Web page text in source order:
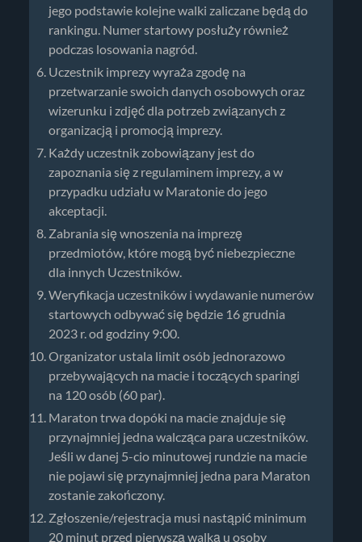
jego podstawie kolejne walki zaliczane będą do
rankingu. Numer startowy posłuży również
podczas losowania nagród.
Uczestnik imprezy wyraża zgodę na
przetwarzanie swoich danych osobowych oraz
wizerunku i zdjęć dla potrzeb związanych z
organizacją i promocją imprezy.
Każdy uczestnik zobowiązany jest do
zapoznania się z regulaminem imprezy, a w
przypadku udziału w Maratonie do jego
akceptacji.
Zabrania się wnoszenia na imprezę
przedmiotów, które mogą być niebezpieczne
dla innych Uczestników.
Weryfikacja uczestników i wydawanie numerów
startowych odbywać się będzie 16 grudnia
2023 r. od godziny 9:00.
Organizator ustala limit osób jednorazowo
przebywających na macie i toczących sparingi
na 120 osób (60 par).
Maraton trwa dopóki na macie znajduje się
przynajmniej jedna walcząca para uczestników.
Jeśli w danej 5-cio minutowej rundzie na macie
nie pojawi się przynajmniej jedna para Maraton
zostanie zakończony.
Zgłoszenie/rejestracja musi nastąpić minimum
20 minut przed pierwszą walką u osoby